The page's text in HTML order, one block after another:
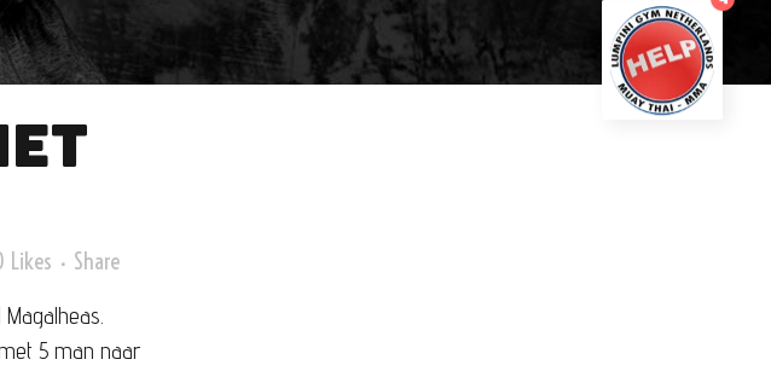
Likes Share
5 man naar